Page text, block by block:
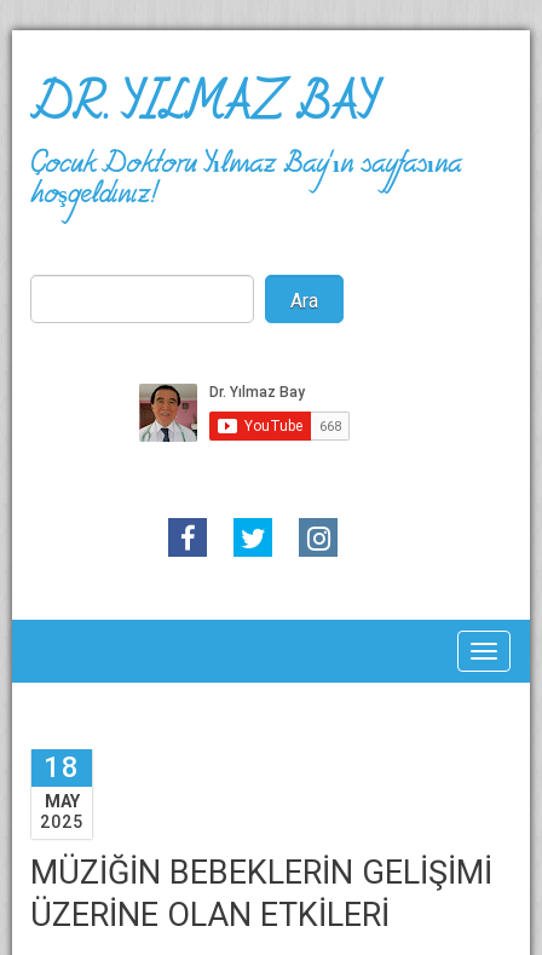
DR. YILMAZ BAY
Çocuk Doktoru Yılmaz Bay'ın sayfasına
hoşgeldiniz!
18
MAY
2025
MÜZİĞİN BEBEKLERİN GELİŞİMİ
ÜZERİNE OLAN ETKİLERİ